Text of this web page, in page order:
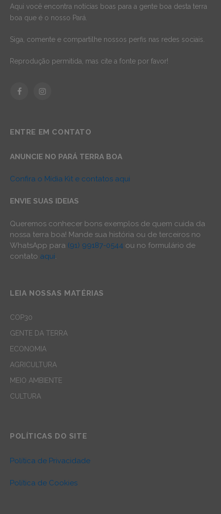
Aqui você encontra notícias boas para a gente boa desta terra
boa que é o nosso Pará.
Siga, comente e compartilhe nossos perfis nas redes sociais.
Reprodução permitida, mas cite a fonte por favor!
FacebookInstagram
ENTRE EM CONTATO
ANUNCIE NO PARÁ TERRA BOA
Confira o Mídia Kit e contatos aqui
ENVIE SUAS IDEIAS
Queremos conhecer bons exemplos de quem cuida da
nossa terra boa! Mande sua história ou de terceiros no
WhatsApp para (91) 99187-0544 ou no formulário de
contato aqui
LEIA NOSSAS MATÉRIAS
COP30
GENTE DA TERRA
ECONOMIA
AGRICULTURA
MEIO AMBIENTE
CULTURA
POLÍTICAS DO SITE
Política de Privacidade
Política de Cookies